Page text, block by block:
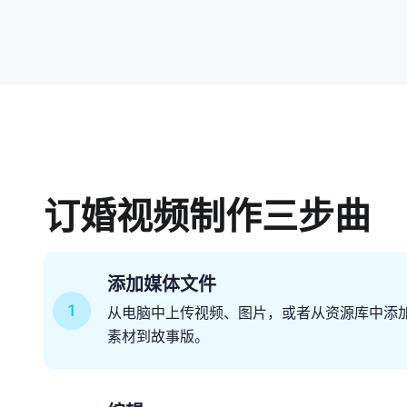
订婚视频制作三步曲
1
添加媒体文件
从电脑中上传视频、图片，或者从资源库中添
素材到故事版。